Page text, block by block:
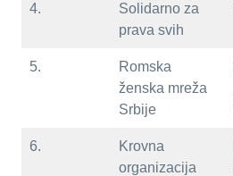
4.
Solidarno za
prava svih
5.
Romska
ženska mreža
Srbije
6.
Krovna
organizacija